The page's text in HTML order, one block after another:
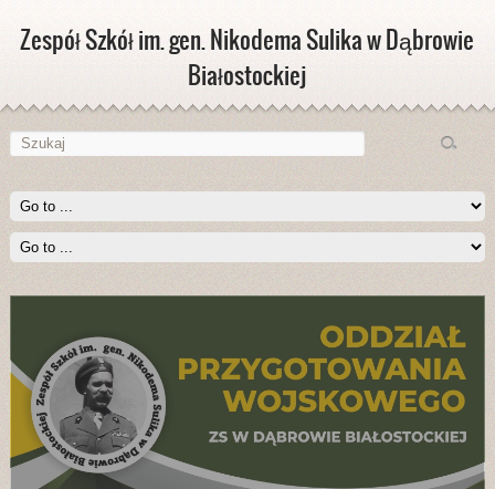
Zespół Szkół im. gen. Nikodema Sulika w Dąbrowie
Białostockiej